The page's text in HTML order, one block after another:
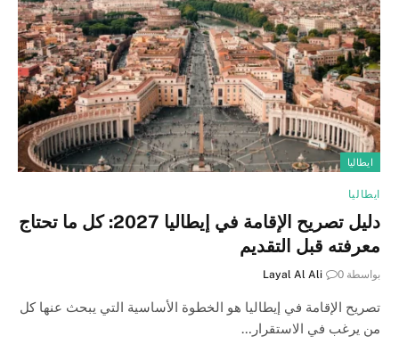
ايطاليا
ايطاليا
دليل تصريح الإقامة في إيطاليا 2027: كل ما تحتاج
معرفته قبل التقديم
بواسطة Layal Al Ali 0
تصريح الإقامة في إيطاليا هو الخطوة الأساسية التي يبحث عنها كل
من يرغب في الاستقرار…